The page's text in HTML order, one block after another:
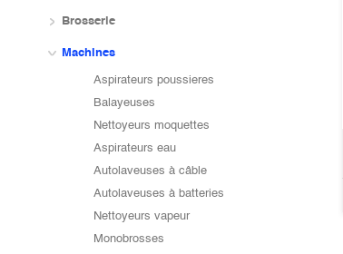
Brosserie
Machines
Aspirateurs poussieres
Balayeuses
Nettoyeurs moquettes
Aspirateurs eau
Autolaveuses à câble
Autolaveuses à batteries
Nettoyeurs vapeur
Monobrosses